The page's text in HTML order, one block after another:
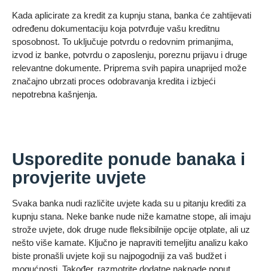
Kada aplicirate za kredit za kupnju stana, banka će zahtijevati
određenu dokumentaciju koja potvrđuje vašu kreditnu
sposobnost. To uključuje potvrdu o redovnim primanjima,
izvod iz banke, potvrdu o zaposlenju, poreznu prijavu i druge
relevantne dokumente. Priprema svih papira unaprijed može
značajno ubrzati proces odobravanja kredita i izbjeći
nepotrebna kašnjenja.
Usporedite ponude banaka i
provjerite uvjete
Svaka banka nudi različite uvjete kada su u pitanju krediti za
kupnju stana. Neke banke nude niže kamatne stope, ali imaju
strože uvjete, dok druge nude fleksibilnije opcije otplate, ali uz
nešto više kamate. Ključno je napraviti temeljitu analizu kako
biste pronašli uvjete koji su najpogodniji za vaš budžet i
mogućnosti. Također, razmotrite dodatne naknade poput